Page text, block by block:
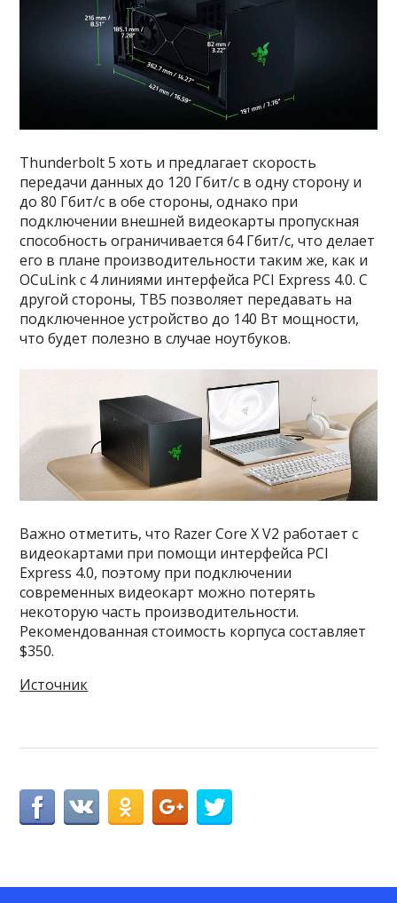
Thunderbolt 5 хоть и предлагает скорость
передачи данных до 120 Гбит/с в одну сторону и
до 80 Гбит/с в обе стороны, однако при
подключении внешней видеокарты пропускная
способность ограничивается 64 Гбит/с, что делает
его в плане производительности таким же, как и
OCuLink с 4 линиями интерфейса PCI Express 4.0. С
другой стороны, TB5 позволяет передавать на
подключенное устройство до 140 Вт мощности,
что будет полезно в случае ноутбуков.
Важно отметить, что Razer Core X V2 работает с
видеокартами при помощи интерфейса PCI
Express 4.0, поэтому при подключении
современных видеокарт можно потерять
некоторую часть производительности.
Рекомендованная стоимость корпуса составляет
$350.
Источник